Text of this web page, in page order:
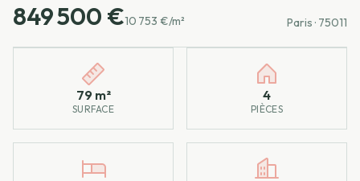
849 500 €10 753 €/m² Paris · 75011
Caractéristiques principales
79 m²
SURFACE
4
PIÈCES